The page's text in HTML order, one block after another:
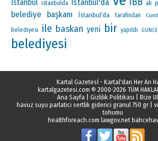
İstanbul istanbulda ak
belediye başkanı
İstanbul’da tarafından
belediyesi ile baskan yeni bir yapıldı
belediyesi
Kartal Gazetesİ - Kartal'dan Her An
kartalgazetesi.com © 2000-2026 TÜM
Ana Sayfa
Gizlilik Politikası
Bize
havuz suyu parlatici sertlik giderici granul 750 gr|
tohumu
healthforeach.com lawgov.net